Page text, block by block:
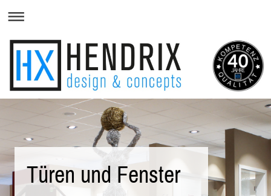
Türen und Fenster